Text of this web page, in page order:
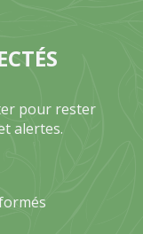
pour rester
alertes.